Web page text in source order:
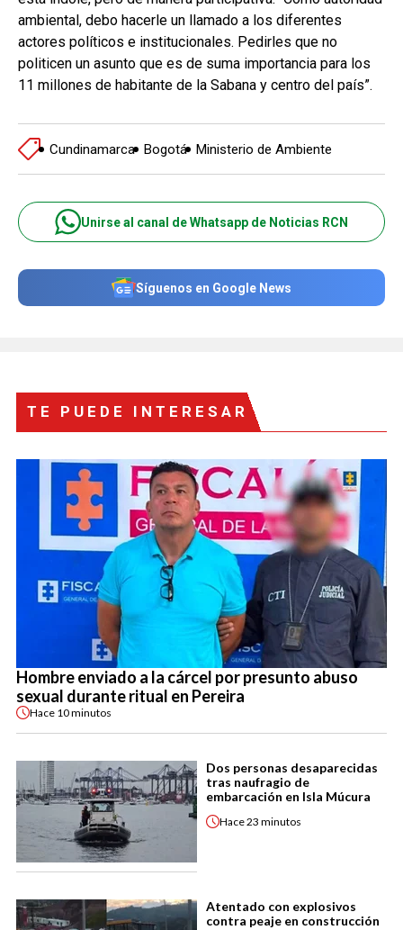
ambiental, debo hacerle un llamado a los diferentes
actores políticos e institucionales. Pedirles que no
politicen un asunto que es de suma importancia para los
11 millones de habitante de la Sabana y centro del país”.
Cundinamarca Bogotá Ministerio de Ambiente
Unirse al canal de Whatsapp de Noticias RCN
Síguenos en Google News
TE PUEDE INTERESAR
Hombre enviado a la cárcel por presunto abuso
sexual durante ritual en Pereira
Hace 10 minutos
Dos personas desaparecidas
tras naufragio de
embarcación en Isla Múcura
Hace23 minutos
Atentado con explosivos
contra peaje en construcción